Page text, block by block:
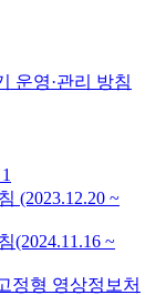
운영·관리 방침
(2023.12.20 ~
(2024.11.16 ~
정형 영상정보처